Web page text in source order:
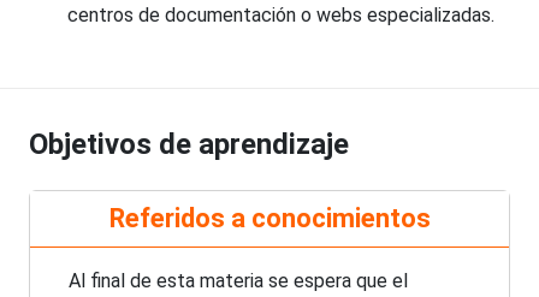
centros de documentación o webs especializadas.
Objetivos de aprendizaje
Referidos a conocimientos
Al final de esta materia se espera que el